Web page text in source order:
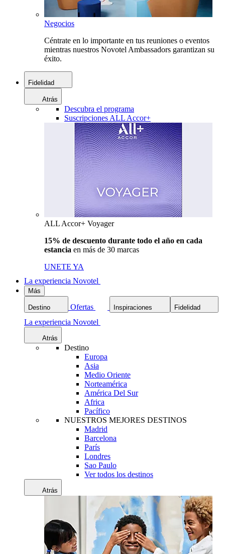
Negocios
Céntrate en lo importante en tus reuniones o eventos
mientras nuestros Novotel Ambassadors garantizan su
éxito.
Fidelidad
Atrás
Descubra el programa
Suscripciones ALL Accor+
ALL Accor+ Voyager
15% de descuento durante todo el año en cada
estancia en más de 30 marcas
UNETE YA
La experiencia Novotel
Más
Destino Ofertas Inspiraciones Fidelidad
La experiencia Novotel
Atrás
Destino
Europa
Asia
Medio Oriente
Norteamérica
América Del Sur
Africa
Pacífico
NUESTROS MEJORES DESTINOS
Madrid
Barcelona
París
Londres
Sao Paulo
Ver todos los destinos
Atrás